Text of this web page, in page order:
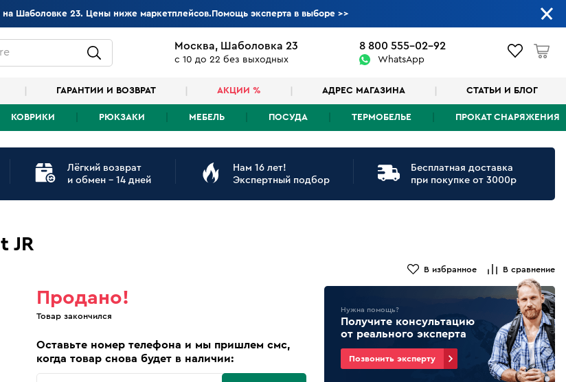
на Шаболовке 23. Цены ниже маркетплейсов.Помощь эксперта в выборе>>
Москва, Шаболовка 23
с 10 до 22 без выходных
8 800 555-02-92
WhatsApp
ГАРАНТИИ И ВОЗВРАТ АКЦИИ % АДРЕС МАГАЗИНА СТАТЬИ И БЛОГ
КОВРИКИ РЮКЗАКИ МЕБЕЛЬ ПОСУДА ТЕРМОБЕЛЬЕ ПРОКАТ СНАРЯЖЕНИЯ
Лёгкий возврат
и обмен - 14 дней
Нам 16 лет!
Экспертный подбор
Бесплатная доставка
при покупке от 3000р
JR
В избранное В сравнение
Продано!
Товар закончился
Оставьте номер телефона и мы пришлем смс,
когда товар снова будет в наличии:
Нужна помощь?
Получите консультацию
от реального эксперта
Позвонить эксперту